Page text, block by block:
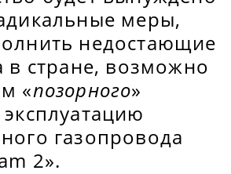
меры,
недостающие
в стране, возможно
«позорного»
газопровода
2».